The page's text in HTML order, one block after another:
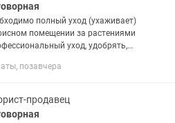
полный уход (ухаживает)
помещении за растениями
уход, удобрять,
позавчера
продавец